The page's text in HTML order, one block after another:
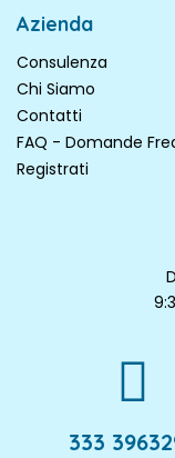
Azienda
Consulenza
Chi Siamo
Contatti
FAQ - Domande
Registrati
333